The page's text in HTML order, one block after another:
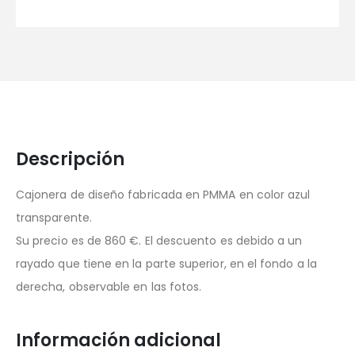
Descripción
Cajonera de diseño fabricada en PMMA en color azul
transparente.
Su precio es de 860 €. El descuento es debido a un
rayado que tiene en la parte superior, en el fondo a la
derecha, observable en las fotos.
Información adicional